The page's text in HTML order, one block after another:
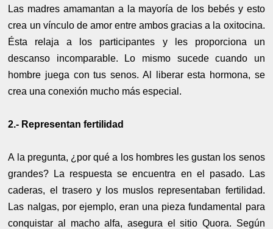
Las madres amamantan a la mayoría de los bebés y esto
crea un vínculo de amor entre ambos gracias a la oxitocina.
Ésta relaja a los participantes y les proporciona un
descanso incomparable. Lo mismo sucede cuando un
hombre juega con tus senos. Al liberar esta hormona, se
crea una conexión mucho más especial.
2.- Representan fertilidad
A la pregunta, ¿por qué a los hombres les gustan los senos
grandes? La respuesta se encuentra en el pasado. Las
caderas, el trasero y los muslos representaban fertilidad.
Las nalgas, por ejemplo, eran una pieza fundamental para
conquistar al macho alfa, asegura el sitio Quora. Según